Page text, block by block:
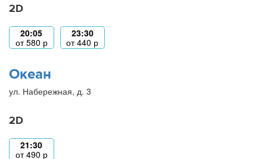
2D
20:05
от580 р
23:30
от440 р
Океан
ул. Набережная, д. 3
2D
21:30
от490 р